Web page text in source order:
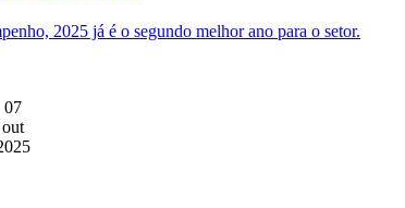
2025 já é o segundo melhor ano para o setor.
07
out